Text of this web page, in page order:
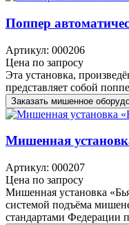
Поппер
Артикул: 000206
Цена по запросу
Эта установка,
представляет собой
Заказать мишенное
Мишенная
Артикул: 000207
Цена по запросу
Мишенная установка
системой подъёма
стандартами Федерации